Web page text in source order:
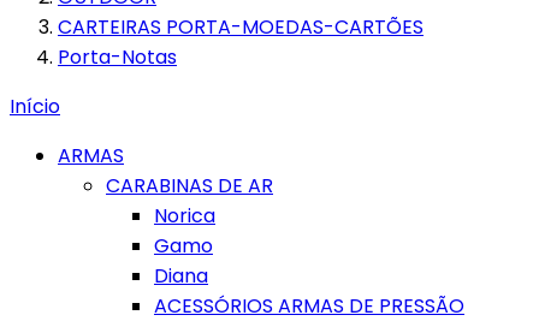
CARTEIRAS PORTA-MOEDAS-CARTÕES
Porta-Notas
Início
ARMAS
CARABINAS DE AR
Norica
Gamo
Diana
ACESSÓRIOS ARMAS DE PRESSÃO